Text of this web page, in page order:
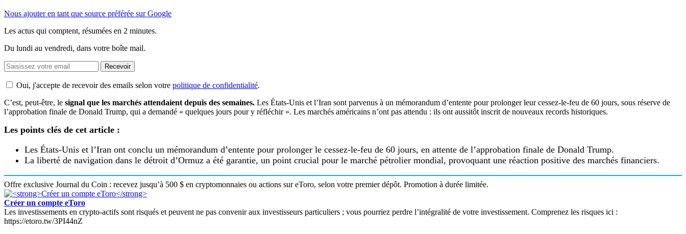
Nous ajouter en tant que source préférée sur Google
Les actus qui comptent, résumées en 2 minutes.
Du lundi au vendredi, dans votre boîte mail.
Recevoir
Oui, j'accepte de recevoir des emails selon votre politique de confidentialité.
C’est, peut-être, le signal que les marchés attendaient depuis des semaines. Les États-Unis et l’Iran sont parvenus à un mémorandum d’entente pour prolonger leur cessez-le-feu de 60 jours, sous réserve de
l’approbation finale de Donald Trump, qui a demandé « quelques jours pour y réfléchir ». Les marchés américains n’ont pas attendu : ils ont aussitôt inscrit de nouveaux records historiques.
Les points clés de cet article :
Les États-Unis et l’Iran ont conclu un mémorandum d’entente pour prolonger le cessez-le-feu de 60 jours, en attente de l’approbation finale de Donald Trump.
La liberté de navigation dans le détroit d’Ormuz a été garantie, un point crucial pour le marché pétrolier mondial, provoquant une réaction positive des marchés financiers.
Offre exclusive Journal du Coin : recevez jusqu’à 500 $ en cryptomonnaies ou actions sur eToro, selon votre premier dépôt. Promotion à durée limitée.
Créer un compte eToro
Les investissements en crypto-actifs sont risqués et peuvent ne pas convenir aux investisseurs particuliers ; vous pourriez perdre l’intégralité de votre investissement. Comprenez les risques ici :
https://etoro.tw/3PI44nZ